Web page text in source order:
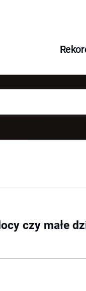
czy małe